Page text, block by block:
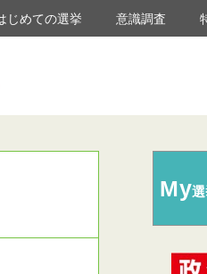
じめての選挙 意識調査
My